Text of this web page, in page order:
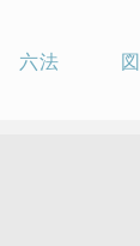
六法